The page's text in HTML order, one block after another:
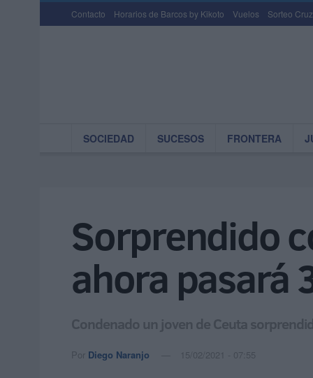
Contacto Horarios de Barcos by Kikoto Vuelos Sorteo
SOCIEDAD SUCESOS FRONTERA
Sorprendido
ahora pasará
Condenado un joven de Ceuta
Por Diego Naranjo 15/02/2021 - 07:55